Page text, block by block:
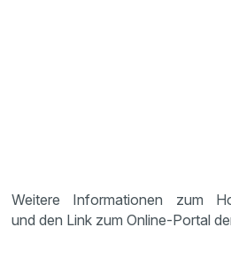
Weitere Informationen zum
und den Link zum Online-Portal